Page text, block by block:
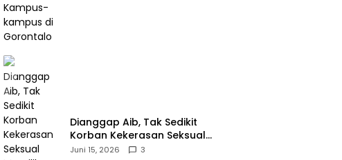
‎Dianggap Aib, Tak Sedikit
Korban Kekerasan Seksual
Memilih Bungkam, Malu untuk
Juni 15, 2026 3